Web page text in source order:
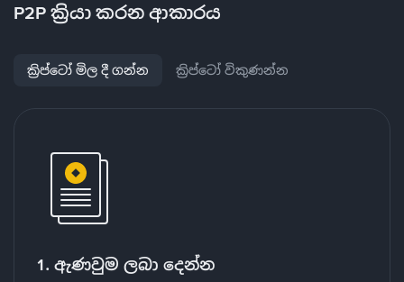
P2P ක්‍රියා කරන ආකාරය
ක්‍රිප්ටෝ මිල දී ගන්න ක්‍රිප්ටෝ විකුණන්න
1. ඇණවුම ලබා දෙන්න